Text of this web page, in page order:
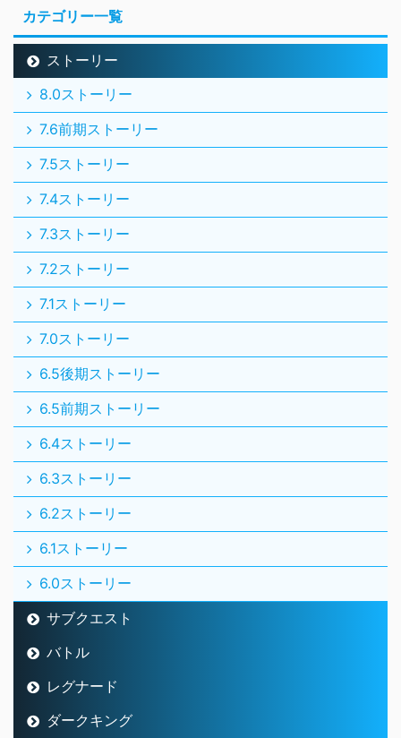
カテゴリー一覧
ストーリー
8.0ストーリー
7.6前期ストーリー
7.5ストーリー
7.4ストーリー
7.3ストーリー
7.2ストーリー
7.1ストーリー
7.0ストーリー
6.5後期ストーリー
6.5前期ストーリー
6.4ストーリー
6.3ストーリー
6.2ストーリー
6.1ストーリー
6.0ストーリー
サブクエスト
バトル
レグナード
ダークキング